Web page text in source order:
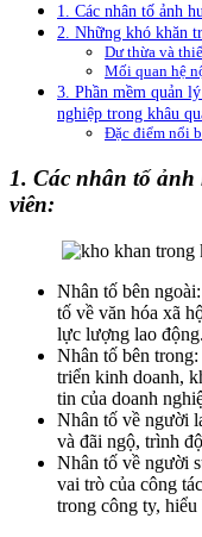
1. Các nhân tố ảnh
2. Những khó khăn
Dư thừa và
Mối quan hệ
3. Phần mềm quản
nghiệp trong khâu
Đặc điểm nổi
1. Các nhân tố
viên:
Nhân tố bên
tố về văn hóa xã
lực lượng lao động.
Nhân tố bên
triển kinh doanh,
tin của doanh
Nhân tố về người
và đãi ngộ, trình
Nhân tố về người
vai trò của công
trong công ty, hiểu